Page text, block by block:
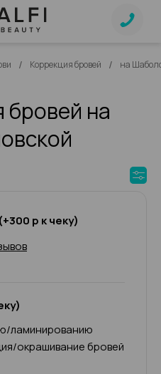
/ Коррекция бровей / на
бровей на
р к чеку)
ламинированию
окрашивание бровей